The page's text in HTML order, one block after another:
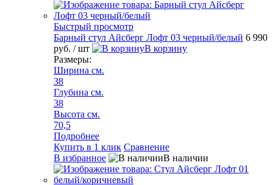
Быстрый просмотр
Барный стул Айсберг Лофт 03 черный/белый 6 990
руб. / шт
В корзину
Размеры:
Ширина см.
38
Глубина см.
38
Высота см.
70,5
Подробнее
Купить в 1 клик Сравнение
В избранное
В наличии